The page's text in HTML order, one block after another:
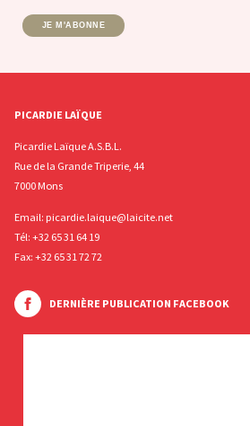
JE M'ABONNE
PICARDIE LAÏQUE
Picardie Laïque A.S.B.L.
Rue de la Grande Triperie, 44
7000 Mons
Email: picardie.laique@laicite.net
Tél: +32 65 31 64 19
Fax: +32 65 31 72 72
DERNIÈRE PUBLICATION FACEBOOK